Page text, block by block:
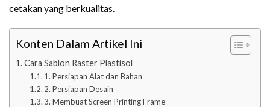
cetakan yang berkualitas.
Konten Dalam Artikel Ini
Cara Sablon Raster Plastisol
1. Persiapan Alat dan Bahan
2. Persiapan Desain
3. Membuat Screen Printing Frame